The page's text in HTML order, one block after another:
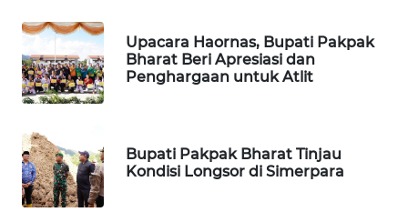
Upacara Haornas, Bupati Pakpak
Bharat Beri Apresiasi dan
Penghargaan untuk Atlit
Bupati Pakpak Bharat Tinjau
Kondisi Longsor di Simerpara
GARONGGANG
NEWS
FISUELRI
ENERGI
NEWS